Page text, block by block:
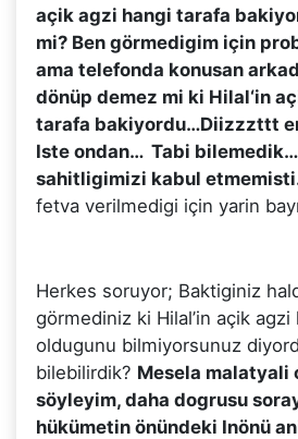
açik agzi hangi tarafa
mi? Ben görmedigim için
ama telefonda konusan
dönüp demez mi ki Hilal‘in
tarafa bakiyordu…Diizzzttt
Iste ondan… Tabi bilemedik…
sahitligimizi kabul
fetva verilmedigi için yarin
Herkes soruyor; Baktiginiz
görmediniz ki Hilal’in açik
oldugunu bilmiyorsunuz
bilebilirdik? Mesela malatyali
söyleyim, daha dogrusu
hükümetin önündeki Inönü